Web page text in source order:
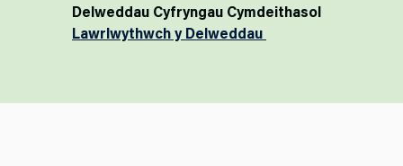
Delweddau Cyfryngau Cymdeithasol
Lawrlwythwch y Delweddau